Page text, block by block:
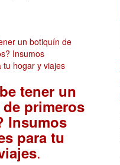
tener un
primeros
Insumos
para tu
.